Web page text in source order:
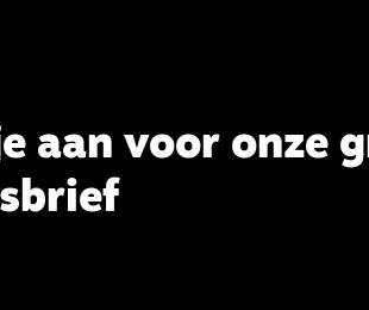
aan voor onze